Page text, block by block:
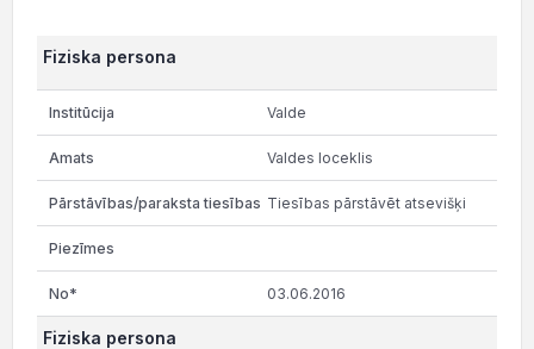
Fiziska persona
Valde
Valdes loceklis
Tiesības pārstāvēt atsevišķi
03.06.2016
Fiziska persona